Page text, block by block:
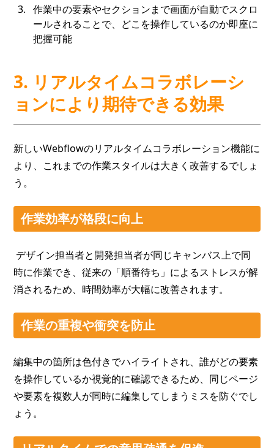
作業中の要素やセクションまで画面が自動でスクロ
ールされることで、どこを操作しているのか即座に
把握可能
3. リアルタイムコラボレーシ
ョンにより期待できる効果
新しいWebflowのリアルタイムコラボレーション機能に
より、これまでの作業スタイルは大きく改善するでしょ
う。
作業効率が格段に向上
デザイン担当者と開発担当者が同じキャンバス上で同
時に作業でき、従来の「順番待ち」によるストレスが解
消されるため、時間効率が大幅に改善されます。
作業の重複や衝突を防止
編集中の箇所は色付きでハイライトされ、誰がどの要素
を操作しているか視覚的に確認できるため、同じページ
や要素を複数人が同時に編集してしまうミスを防ぐでし
ょう。